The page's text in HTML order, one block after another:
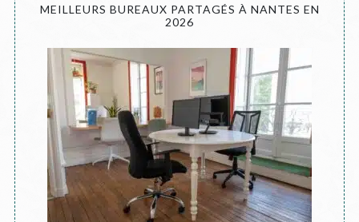
MEILLEURS BUREAUX PARTAGÉS À NANTES EN
2026